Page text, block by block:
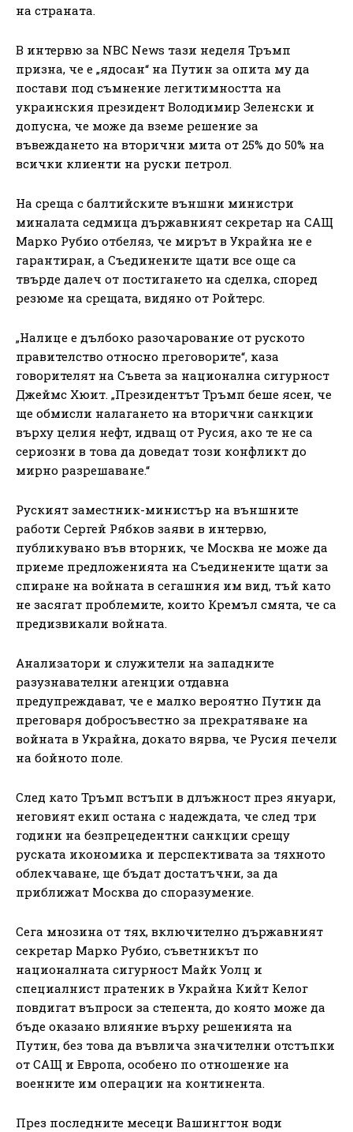
на страната.
В интервю за NBC News тази неделя Тръмп
призна, че е „ядосан“ на Путин за опита му да
постави под съмнение легитимността на
украинския президент Володимир Зеленски и
допусна, че може да вземе решение за
въвеждането на вторични мита от 25% до 50% на
всички клиенти на руски петрол.
На среща с балтийските външни министри
миналата седмица държавният секретар на САЩ
Марко Рубио отбеляз, че мирът в Украйна не е
гарантиран, а Съединените щати все още са
твърде далеч от постигането на сделка, според
резюме на срещата, видяно от Ройтерс.
„Налице е дълбоко разочарование от руското
правителство относно преговорите“, каза
говорителят на Съвета за национална сигурност
Джеймс Хюит. „Президентът Тръмп беше ясен, че
ще обмисли налагането на вторични санкции
върху целия нефт, идващ от Русия, ако те не са
сериозни в това да доведат този конфликт до
мирно разрешаване.“
Руският заместник-министър на външните
работи Сергей Рябков заяви в интервю,
публикувано във вторник, че Москва не може да
приеме предложенията на Съединените щати за
спиране на войната в сегашния им вид, тъй като
не засягат проблемите, които Кремъл смята, че са
предизвикали войната.
Анализатори и служители на западните
разузнавателни агенции отдавна
предупреждават, че е малко вероятно Путин да
преговаря добросъвестно за прекратяване на
войната в Украйна, докато вярва, че Русия печели
на бойното поле.
След като Тръмп встъпи в длъжност през януари,
неговият екип остана с надеждата, че след три
години на безпрецедентни санкции срещу
руската икономика и перспективата за тяхното
облекчаване, ще бъдат достатъчни, за да
приближат Москва до споразумение.
Сега мнозина от тях, включително държавният
секретар Марко Рубио, съветникът по
националната сигурност Майк Уолц и
специалнист пратеник в Украйна Кийт Келог
повдигат въпроси за степента, до която може да
бъде оказано влияние върху решенията на
Путин, без това да въвлича значителни отстъпки
от САЩ и Европа, особено по отношение на
военните им операции на континента.
През последните месеци Вашингтон води